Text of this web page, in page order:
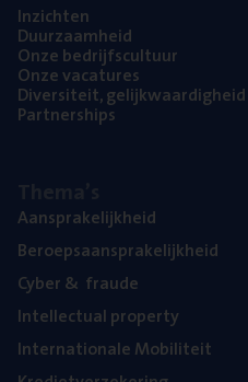
Inzich­ten
Duur­zaam­heid
Onze bedrijfs­cul­tuur
Onze vaca­tu­res
Diver­si­teit, gelijk­waar­dig­heid
Part­ner­ships
Aan­spra­ke­lijk­heid
Beroeps­aan­spra­ke­lijk­heid
Cyber& fraude
Intel­lec­tu­al property
Inter­na­ti­o­na­le Mobiliteit